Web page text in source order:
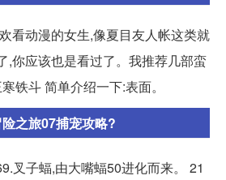
看动漫的女生,像夏目友人帐这类就
,你应该也是看过了。我推荐几部蛮
铁斗 简单介绍一下:表面。
之旅07捕宠攻略?
叉子蝠,由大嘴蝠50进化而来。 21